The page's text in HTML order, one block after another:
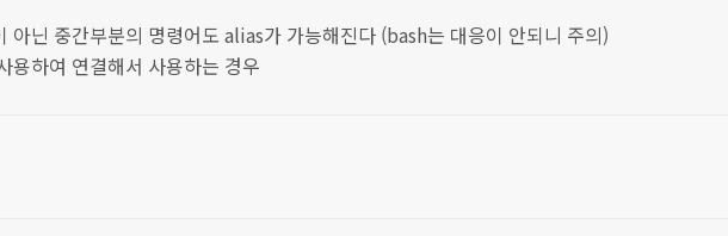
아닌 중간부분의 명령어도 alias가 가능해진다 (bash는 대응이 안되니 주의)
용하여 연결해서 사용하는 경우